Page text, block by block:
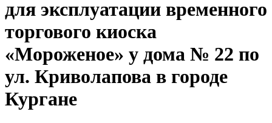
для эксплуатации временного
торгового киоска
«Мороженое» у дома № 22 по
ул. Криволапова в городе
Кургане